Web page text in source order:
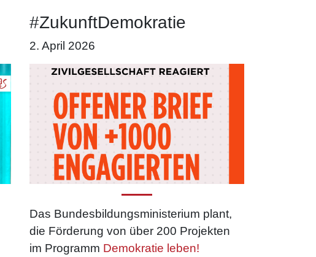
#ZukunftDemokratie
2. April 2026
Das Bundesbildungsministerium plant,
die Förderung von über 200 Projekten
im Programm Demokratie leben!